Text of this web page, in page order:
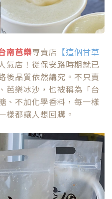
南芭樂專賣店 【這個甘草
氣店！從保安路時期就已
後品質依然講究。不只賣
芭樂冰沙，也被稱為「台
、不加化學香料，每一樣
樣都讓人想回購。